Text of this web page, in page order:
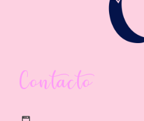
Contacto